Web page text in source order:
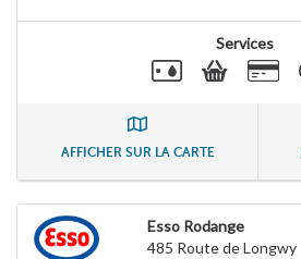
Services
AFFICHER SUR LA CARTE
Esso Rodange
485 Route de Longwy